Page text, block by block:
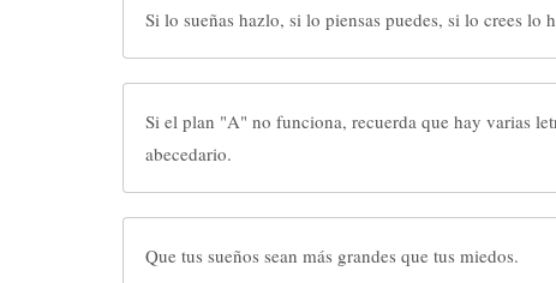
Si lo sueñas hazlo, si lo piensas
Si el plan "A" no funciona, recuerda que hay varias
abecedario.
Que tus sueños sean más grandes que tus miedos.